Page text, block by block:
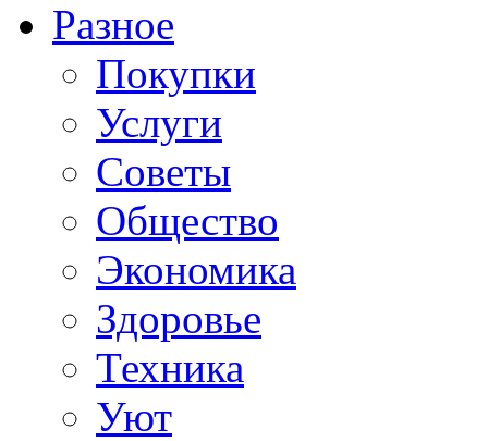
Разное
Покупки
Услуги
Советы
Общество
Экономика
Здоровье
Техника
Уют